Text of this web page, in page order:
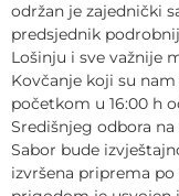
održan je zajednički
predsjednik
Lošinju i sve važnije
Kovčanje koji su
početkom u 16:00 h
Središnjeg odbora
Sabor bude
izvršena priprema